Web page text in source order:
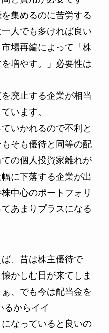
集めるのに苦労する
人でも多ければ良い
場再編によって「株
増やす。」必要性は
廃止する企業が相当
います。
いかれるので不利と
そも優待と同等の配
の個人投資家離れが
に下落する企業が出
中心のポートフォリ
あまりプラスになる
、昔は株主優待で
懐かしむ日が来てしま
、でも今は配当金を
るからイイ
なっていると良いの